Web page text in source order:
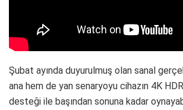
Şubat ayında duyurulmuş olan sanal
ana hem de yan senaryoyu cihazın 4K
desteği ile başından sonuna kadar